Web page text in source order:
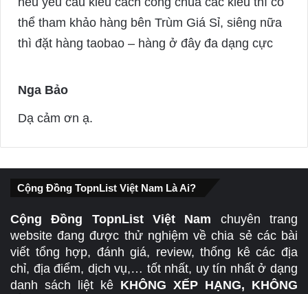
y
s
thể tham khảo hàng bên Trùm Giá Sỉ, siêng nữa
thì đặt hàng taobao – hàng ở đây đa dạng cực
Nga Bảo
a
Dạ cảm ơn ạ.
Cộng Đồng TopnList Việt Nam Là Ai?
Cộng Đồng TopnList Việt Nam chuyên trang
website đang được thử nghiệm về chia sẻ các bài
viết tổng hợp, đánh giá, review, thống kê các địa
chỉ, địa điểm, dịch vụ,… tốt nhất, uy tín nhất ở dạng
danh sách liệt kê KHÔNG XẾP HẠNG, KHÔNG